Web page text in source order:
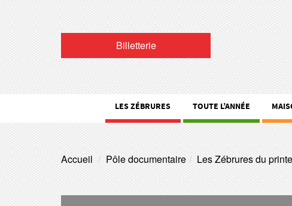
Billetterie
LES ZÉBRURES TOUTE L’ANNÉE
Accueil Pôle documentaire Les Zébrures du